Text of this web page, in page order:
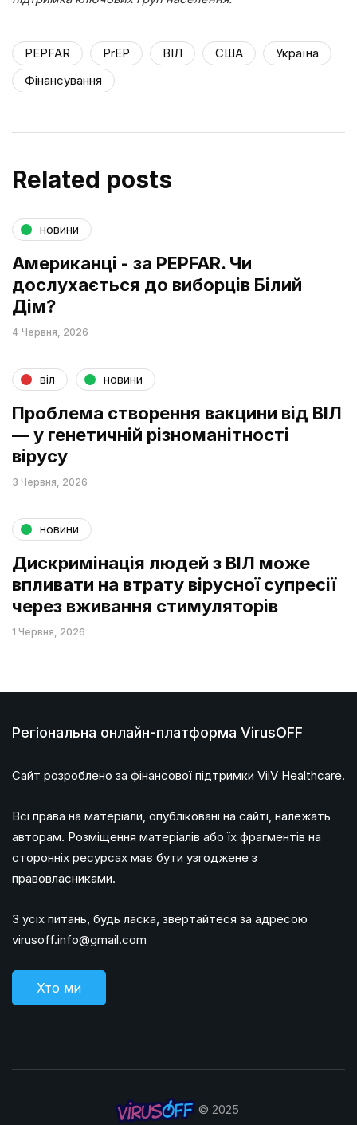
PEPFAR PrEP ВІЛ США
Україна
Фінансування
Related posts
новини
Американці - за PEPFAR. Чи
дослухається до виборців Білий
Дім?
4 Червня, 2026
віл новини
Проблема створення вакцини від ВІЛ
— у генетичній різноманітності
вірусу
3 Червня, 2026
новини
Дискримінація людей з ВІЛ може
впливати на втрату вірусної супресії
через вживання стимуляторів
1 Червня, 2026
Регіональна онлайн-платформа VirusOFF
Сайт розроблено за фінансової підтримки ViiV Healthcare.
Всі права на матеріали, опубліковані на сайті, належать
авторам. Розміщення матеріалів або їх фрагментів на
сторонніх ресурсах має бути узгоджене з
правовласниками.
З усіх питань, будь ласка, звертайтеся за адресою
virusoff.info@gmail.com
Хто ми
© 2025